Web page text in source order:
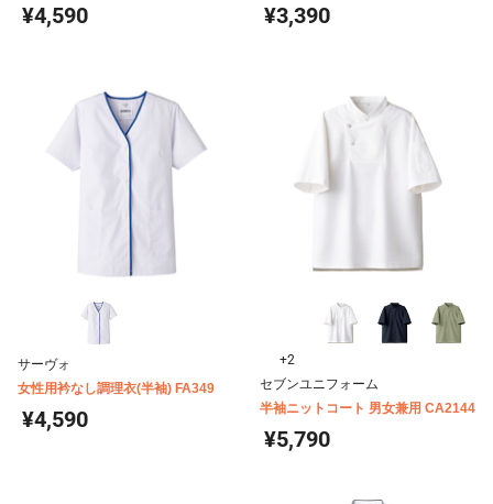
¥4,590 ¥3,390
サーヴォ
女性用衿なし調理衣(半袖) FA349
¥4,590
+2
セブンユニフォーム
半袖ニットコート 男女兼用 CA2144
¥5,790